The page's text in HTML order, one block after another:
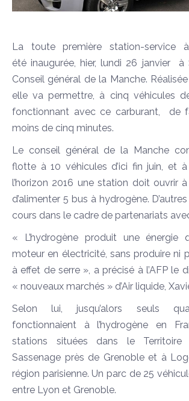
La toute première station-service
été inaugurée, hier, lundi 26 janvier
Conseil général de la Manche.
elle va permettre, à cinq véhicules
fonctionnant avec ce carburant, de
moins de cinq minutes.
Le conseil général de la Manche
flotte à 10 véhicules d’ici fin juin, et
l’horizon 2016 une station doit ouvrir
d’alimenter 5 bus à hydrogène.
cours dans le cadre de partenariats
« L’hydrogène produit une énergie
moteur en électricité, sans produire ni
à effet de serre », a précisé à l’AFP le
« nouveaux marchés » d’Air liquide,
Selon lui, jusqu’alors seuls
fonctionnaient à l’hydrogène en
stations situées dans le
Sassenage près de Grenoble et à
région parisienne. Un parc de 25
entre Lyon et Grenoble.